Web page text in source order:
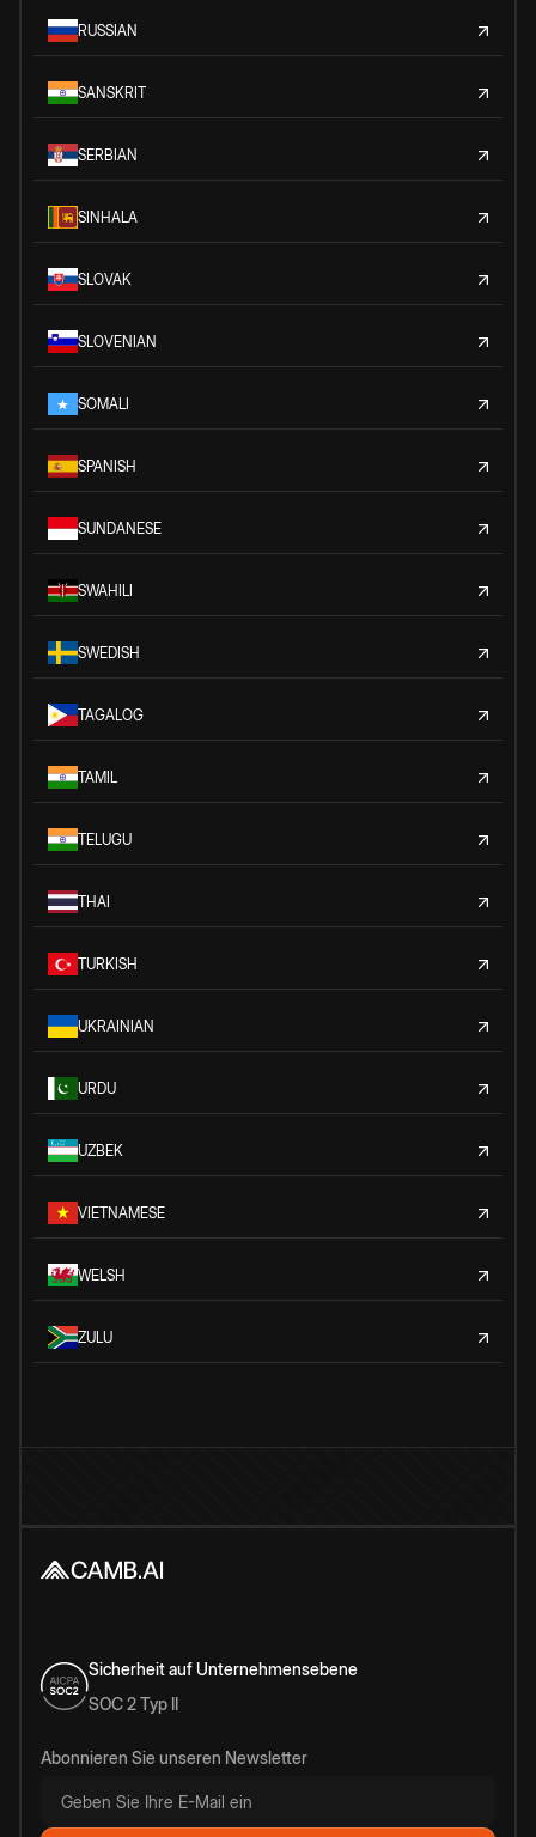
RUSSIAN
SANSKRIT
SERBIAN
SINHALA
SLOVAK
SLOVENIAN
SOMALI
SPANISH
SUNDANESE
SWAHILI
SWEDISH
TAGALOG
TAMIL
TELUGU
THAI
TURKISH
UKRAINIAN
URDU
UZBEK
VIETNAMESE
WELSH
ZULU
Sicherheit auf Unternehmensebene
SOC 2 Typ II
Abonnieren Sie unseren Newsletter